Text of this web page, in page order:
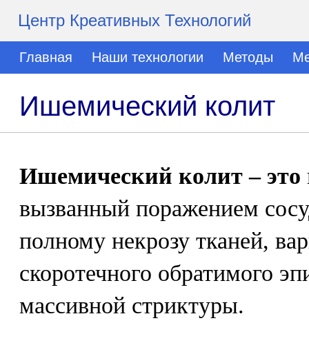
Центр Креативных Технологий
Главная Наши технологии Методы
Ишемический колит
Ишемический колит – это
вызванный поражением
полному некрозу тканей,
скоротечного обратимого
массивной стриктуры.